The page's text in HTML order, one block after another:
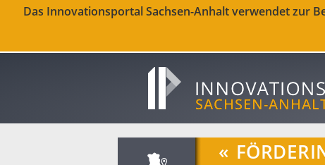
Das Innovationsportal Sachsen-Anhalt verwendet zur
«